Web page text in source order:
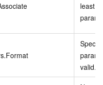
least
valid.